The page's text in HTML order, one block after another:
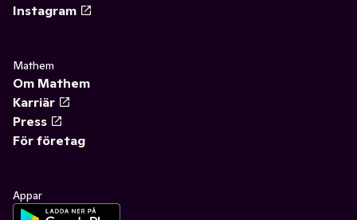
Instagram
Mathem
Om Mathem
Karriär
Press
För företag
Appar